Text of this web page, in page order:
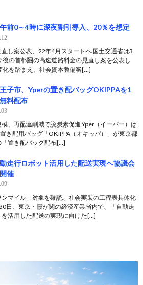
前0～4時に深夜割引導入、20％を想定
直し案公表、22年4月スタートへ 国土交通省は3
後の首都圏の高速道路料金の見直し案を公表し
化を踏まえ、社会資本整備審[…]
子市、Yperの置き配バッグOKIPPAを1
料配布
、再配達削減で脱炭素促進 Yper（イーパー）は
き配用バッグ「OKIPPA（オキッパ）」が東京都
「置き配バッグ配布[…]
走行ロボット活用した配送実現へ協議会
催
ンマイル」対象を確認、社会実装の工程表具体化
日、東京・霞が関の経済産業省内で、「自動走
を活用した配送の実現に向けた[…]